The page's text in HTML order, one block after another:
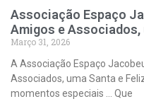
Associação Espaço
Amigos e Associados,
Março 31, 2026
A Associação Espaço
Associados, uma Santa e
momentos especiais … Que